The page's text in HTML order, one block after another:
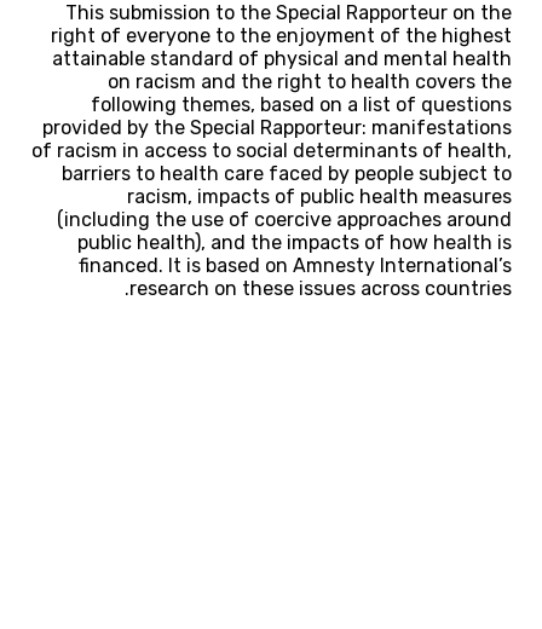
This submission to the Special Rapporteur on the
right of everyone to the enjoyment of the highest
attainable standard of physical and mental health
on racism and the right to health covers the
following themes, based on a list of questions
provided by the Special Rapporteur: manifestations
of racism in access to social determinants of health,
barriers to health care faced by people subject to
racism, impacts of public health measures
(including the use of coercive approaches around
public health), and the impacts of how health is
financed. It is based on Amnesty International’s
research on these issues across countries.